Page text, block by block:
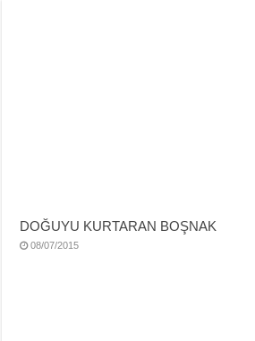
DOĞUYU KURTARAN BOŞNAK
08/07/2015